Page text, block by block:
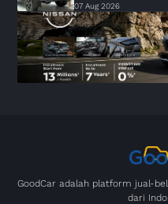
07 Aug 2026
GoodCar adalah platform jual-
dari